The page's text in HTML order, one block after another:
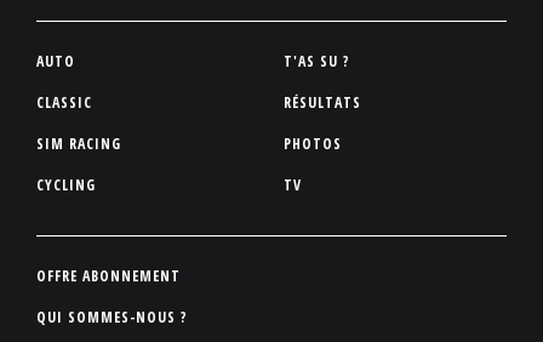
P
d
d
p
e
AUTO
CLASSIC
SIM RACING
CYCLING
T'AS SU ?
RÉSULTATS
PHOTOS
TV
P
OFFRE ABONNEMENT
QUI SOMMES-NOUS ?